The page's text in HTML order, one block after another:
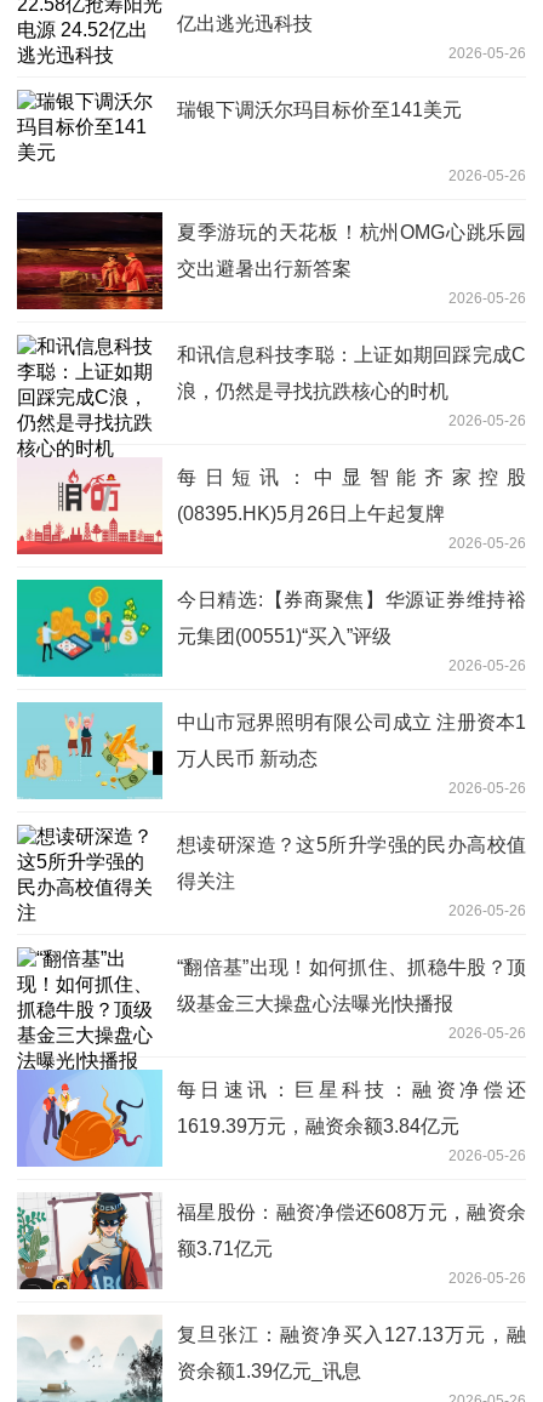
亿出逃光迅科技
2026-05-26
瑞银下调沃尔玛目标价至141美元
2026-05-26
夏季游玩的天花板！杭州OMG心跳乐园
交出避暑出行新答案
2026-05-26
和讯信息科技李聪：上证如期回踩完成C
浪，仍然是寻找抗跌核心的时机
2026-05-26
每日短讯：中显智能齐家控股
(08395.HK)5月26日上午起复牌
2026-05-26
今日精选:【券商聚焦】华源证券维持裕
元集团(00551)“买入”评级
2026-05-26
中山市冠界照明有限公司成立 注册资本1
万人民币 新动态
2026-05-26
想读研深造？这5所升学强的民办高校值
得关注
2026-05-26
“翻倍基”出现！如何抓住、抓稳牛股？顶
级基金三大操盘心法曝光|快播报
2026-05-26
每日速讯：巨星科技：融资净偿还
1619.39万元，融资余额3.84亿元
2026-05-26
福星股份：融资净偿还608万元，融资余
额3.71亿元
2026-05-26
复旦张江：融资净买入127.13万元，融
资余额1.39亿元_讯息